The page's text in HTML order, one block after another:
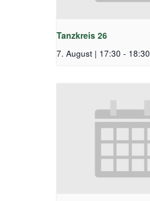
Tanzkreis 26
7. August | 17:30 - 18:30